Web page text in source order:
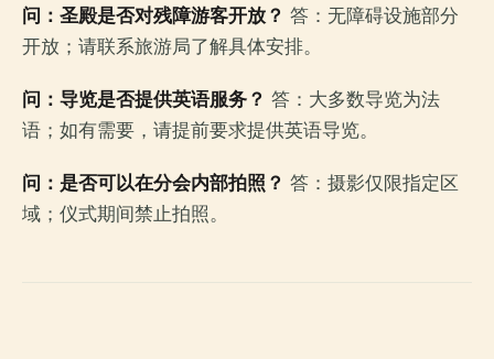
问：圣殿是否对残障游客开放？ 答：无障碍设施部分
开放；请联系旅游局了解具体安排。
问：导览是否提供英语服务？ 答：大多数导览为法
语；如有需要，请提前要求提供英语导览。
问：是否可以在分会内部拍照？ 答：摄影仅限指定区
域；仪式期间禁止拍照。